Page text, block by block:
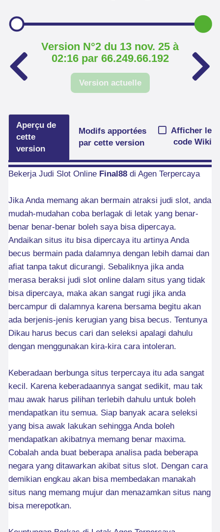
Version N°2 du 13 nov. 25 à
02:16 par 66.249.66.192
Version actuelle
Aperçu de
cette
version
Modifs apportées
par cette version
Afficher le
code Wiki